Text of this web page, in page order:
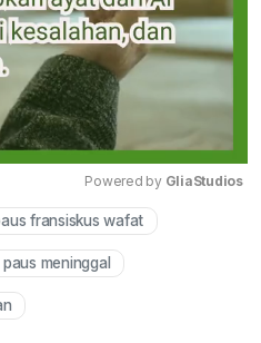
Powered by GliaStudios
fransiskus wafat
paus meninggal